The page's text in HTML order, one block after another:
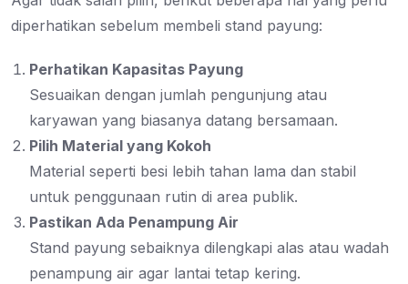
diperhatikan sebelum membeli stand payung:
Perhatikan Kapasitas Payung
Sesuaikan dengan jumlah pengunjung atau
karyawan yang biasanya datang bersamaan.
Pilih Material yang Kokoh
Material seperti besi lebih tahan lama dan stabil
untuk penggunaan rutin di area publik.
Pastikan Ada Penampung Air
Stand payung sebaiknya dilengkapi alas atau wadah
penampung air agar lantai tetap kering.